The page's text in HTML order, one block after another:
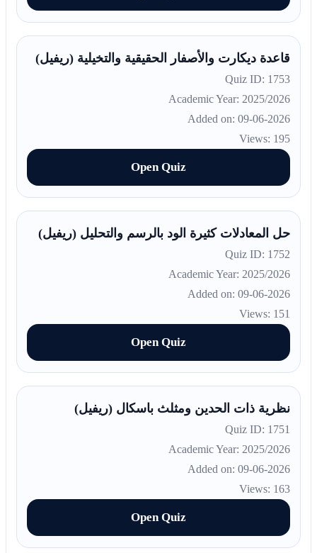
قاعدة ديكارت والأصفار الحقيقية والتخيلية (ريفيل)
Quiz ID: 1753
Academic Year: 2025/2026
Added on: 09-06-2026
Views: 195
Open Quiz
حل المعادلات كثيرة الود بالرسم والتحليل (ريفيل)
Quiz ID: 1752
Academic Year: 2025/2026
Added on: 09-06-2026
Views: 151
Open Quiz
نظرية ذات الحدين ومثلث باسكال (ريفيل)
Quiz ID: 1751
Academic Year: 2025/2026
Added on: 09-06-2026
Views: 163
Open Quiz